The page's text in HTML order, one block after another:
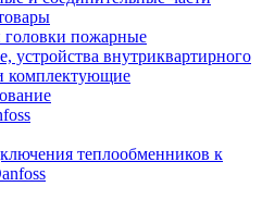
головки пожарные
внутриквартирного
комплектующие
теплообменников к